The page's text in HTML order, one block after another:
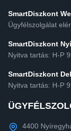
SmartDiszkont
Ügyfélszolgálat
SmartDiszkont
Nyitva tartás: H-P
SmartDiszkont
Nyitva tartás: H-P
4400